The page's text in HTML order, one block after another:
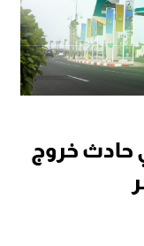
في حادث خروج